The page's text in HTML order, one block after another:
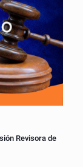
Revisora de